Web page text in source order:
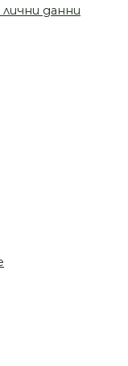
данни